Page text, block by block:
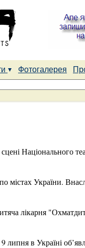
Фотогалерея
Національного
містах України.
дитяча лікарня
липня в Україні